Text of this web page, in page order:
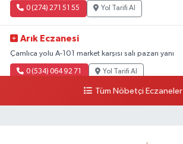
0 (274) 271 51 55 Yol Tarifi Al
Arık Eczanesi
Çamlıca yolu A-101 market karşısı salı pazarı yanı
0 (534) 064 92 71 Yol Tarifi Al
Tüm Nöbetçi Eczaneler